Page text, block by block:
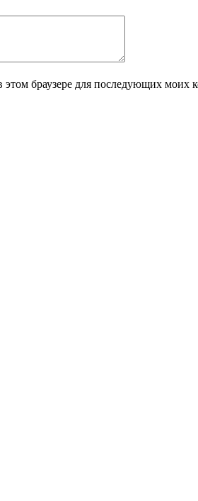
этом браузере для последующих моих